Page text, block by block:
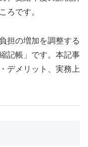
ろです。
担の増加を調整する
記帳」です。本記事
デメリット、実務上